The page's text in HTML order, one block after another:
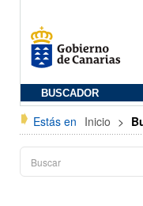
BUSCADOR
Estás en Inicio >